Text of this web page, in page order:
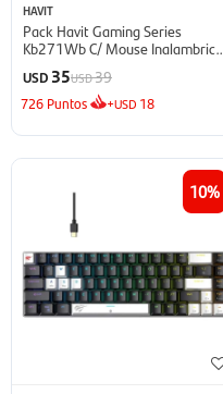
HAVIT
Pack Havit Gaming Series
Kb271Wb C/ Mouse Inalambrico
USD 35USD39
726 Puntos +USD 18
10